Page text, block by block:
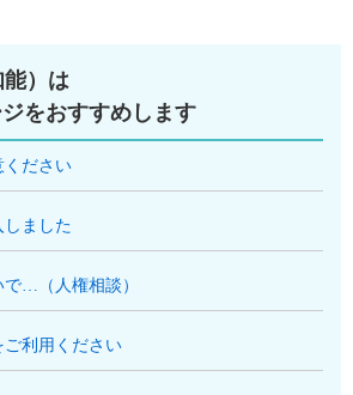
）は
をおすすめします
ください
ました
…（人権相談）
利用ください